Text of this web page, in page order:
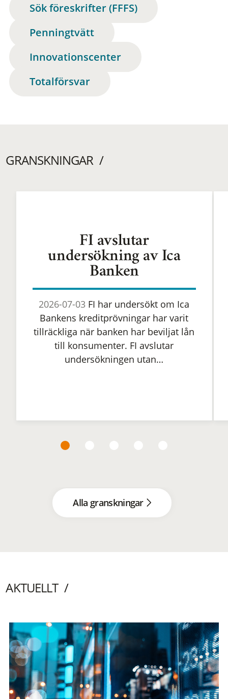
Sök föreskrifter (FFFS)
Penningtvätt
Innovationscenter
Totalförsvar
GRANSKNINGAR
FI avslutar
undersökning av Ica
Banken
2026-07-03 FI har undersökt om Ica
Bankens kreditprövningar har varit
tillräckliga när banken har beviljat lån
till konsumenter. FI avslutar
undersökningen utan…
Alla granskningar
AKTUELLT